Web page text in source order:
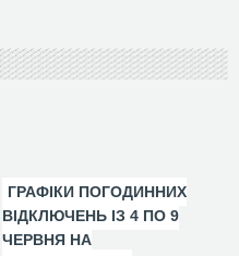
ГРАФІКИ ПОГОДИННИХ
ВІДКЛЮЧЕНЬ ІЗ 4 ПО 9
ЧЕРВНЯ НА